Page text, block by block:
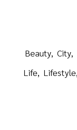
Beauty City
Life
Lifestyle